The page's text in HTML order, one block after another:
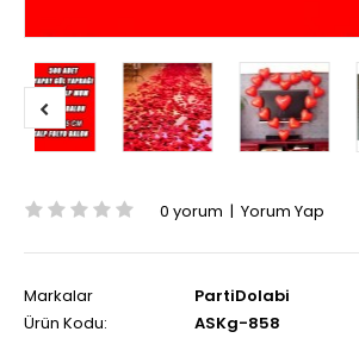
0 yorum | Yorum Yap
Markalar
PartiDolabi
Ürün Kodu:
ASKg-858